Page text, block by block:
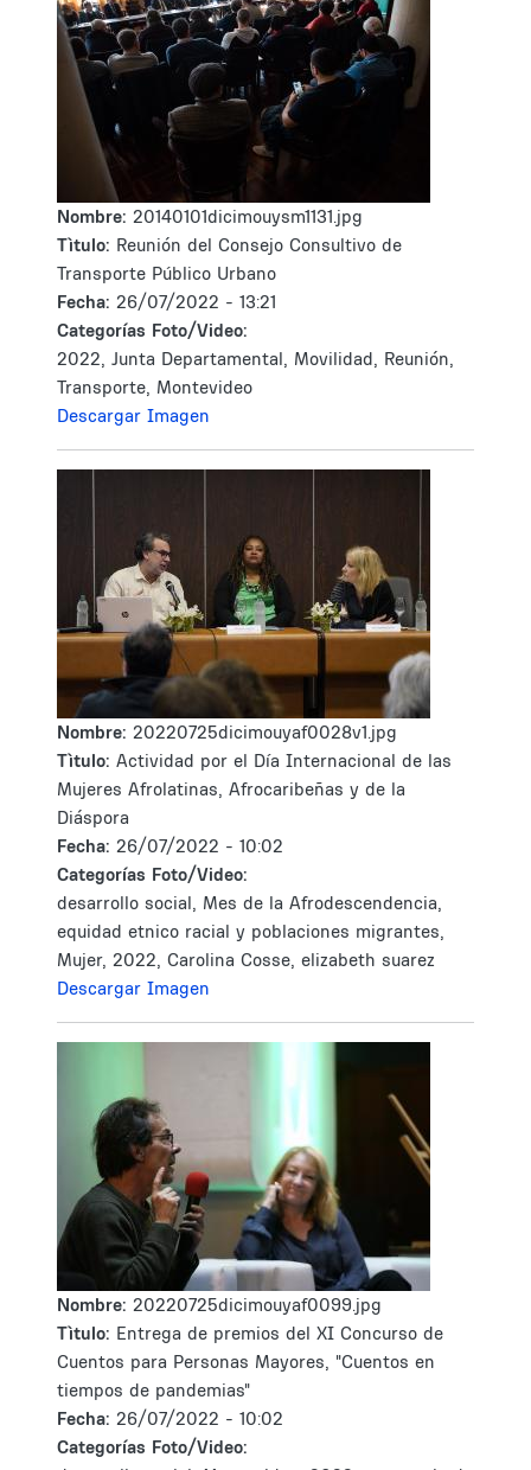
Nombre: 20140101dicimouysm1131.jpg
Tìtulo: Reunión del Consejo Consultivo de
Transporte Público Urbano
Fecha: 26/07/2022 - 13:21
Categorías Foto/Video:
2022, Junta Departamental, Movilidad, Reunión,
Transporte, Montevideo
Descargar Imagen
Nombre: 20220725dicimouyaf0028v1.jpg
Tìtulo: Actividad por el Día Internacional de las
Mujeres Afrolatinas, Afrocaribeñas y de la
Diáspora
Fecha: 26/07/2022 - 10:02
Categorías Foto/Video:
desarrollo social, Mes de la Afrodescendencia,
equidad etnico racial y poblaciones migrantes,
Mujer, 2022, Carolina Cosse, elizabeth suarez
Descargar Imagen
Nombre: 20220725dicimouyaf0099.jpg
Tìtulo: Entrega de premios del XI Concurso de
Cuentos para Personas Mayores, "Cuentos en
tiempos de pandemias"
Fecha: 26/07/2022 - 10:02
Categorías Foto/Video: